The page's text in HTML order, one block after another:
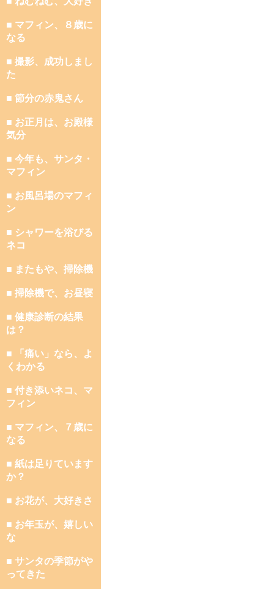
■ マフィン、８歳に
なる
■ 撮影、成功しまし
た
■ 節分の赤鬼さん
■ お正月は、お殿様
気分
■ 今年も、サンタ・
マフィン
■ お風呂場のマフィ
ン
■ シャワーを浴びる
ネコ
■ またもや、掃除機
■ 掃除機で、お昼寝
■ 健康診断の結果
は？
■ 「痛い」なら、よ
くわかる
■ 付き添いネコ、マ
フィン
■ マフィン、７歳に
なる
■ 紙は足りています
か？
■ お花が、大好きさ
■ お年玉が、嬉しい
な
■ サンタの季節がや
ってきた